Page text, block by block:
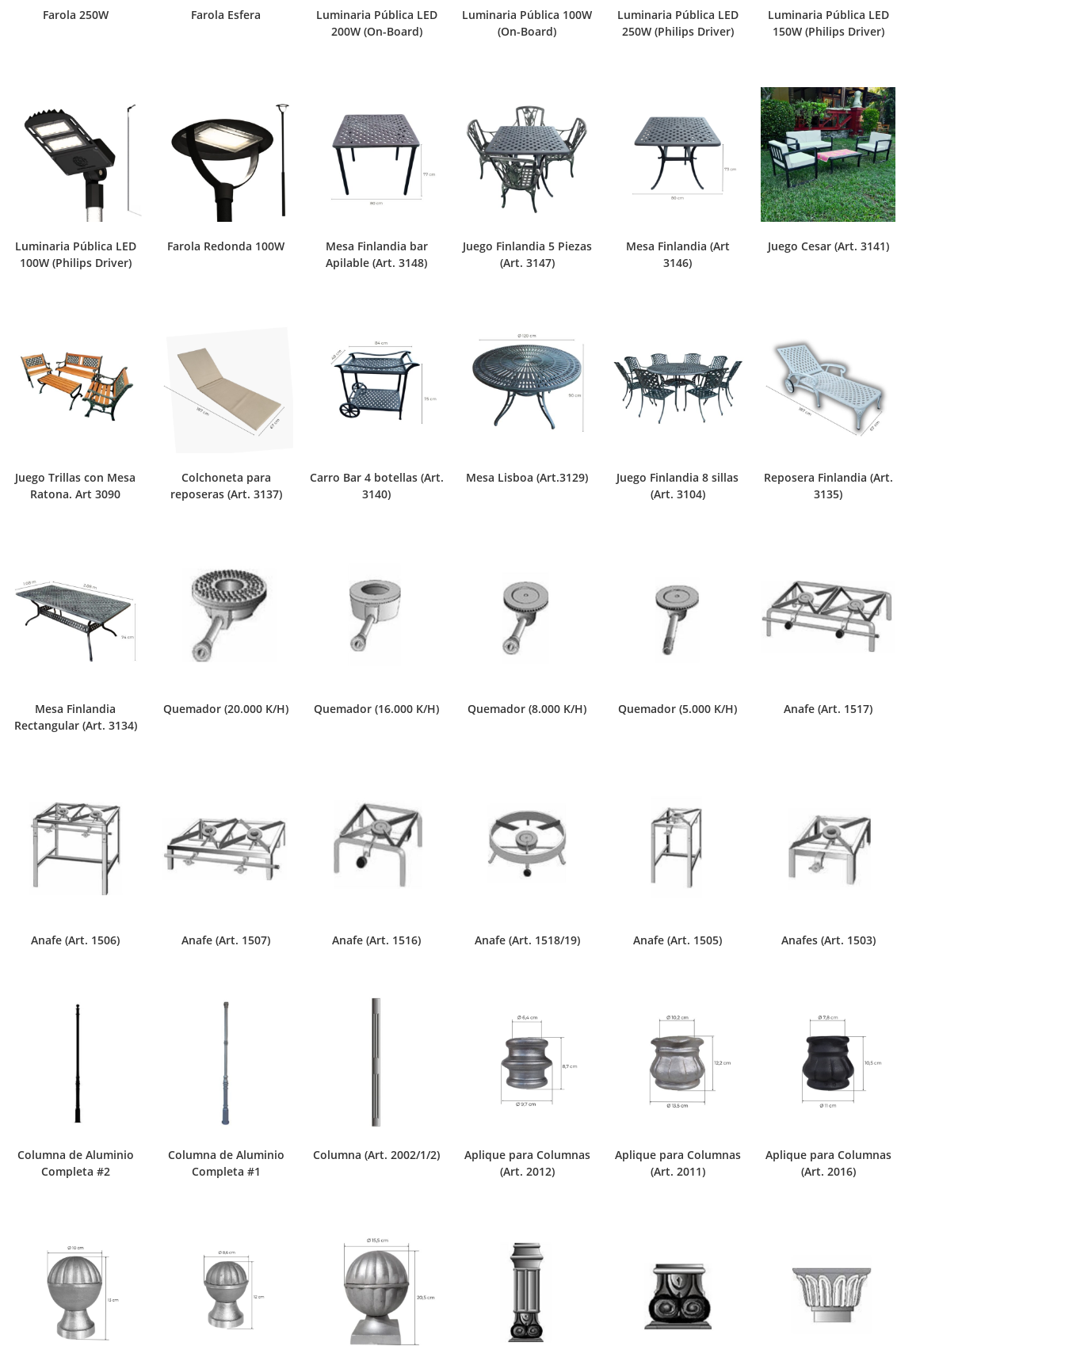
Farola 250W Farola Esfera
Luminaria Pública LED
200W (On-Board)
Luminaria Pública 100W
(On-Board)
Luminaria Pública LED
250W (Philips Driver)
Luminaria Pública LED
150W (Philips Driver)
Luminaria Pública LED
100W (Philips Driver)
Farola Redonda 100W
Mesa Finlandia bar
Apilable (Art. 3148)
Juego Finlandia 5 Piezas
(Art. 3147)
Mesa Finlandia (Art
3146)
Juego Cesar (Art. 3141)
Juego Trillas con Mesa
Ratona. Art 3090
Colchoneta para
reposeras (Art. 3137)
Carro Bar 4 botellas (Art.
3140)
Mesa Lisboa (Art.3129)
Juego Finlandia 8 sillas
(Art. 3104)
Reposera Finlandia (Art.
3135)
Mesa Finlandia
Rectangular (Art. 3134)
Quemador (20.000 K/H) Quemador (16.000 K/H) Quemador (8.000 K/H) Quemador (5.000 K/H) Anafe (Art. 1517)
Anafe (Art. 1506) Anafe (Art. 1507) Anafe (Art. 1516) Anafe (Art. 1518/19) Anafe (Art. 1505) Anafes (Art. 1503)
Columna de Aluminio
Completa #2
Columna de Aluminio
Completa #1
Columna (Art. 2002/1/2)
Aplique para Columnas
(Art. 2012)
Aplique para Columnas
(Art. 2011)
Aplique para Columnas
(Art. 2016)